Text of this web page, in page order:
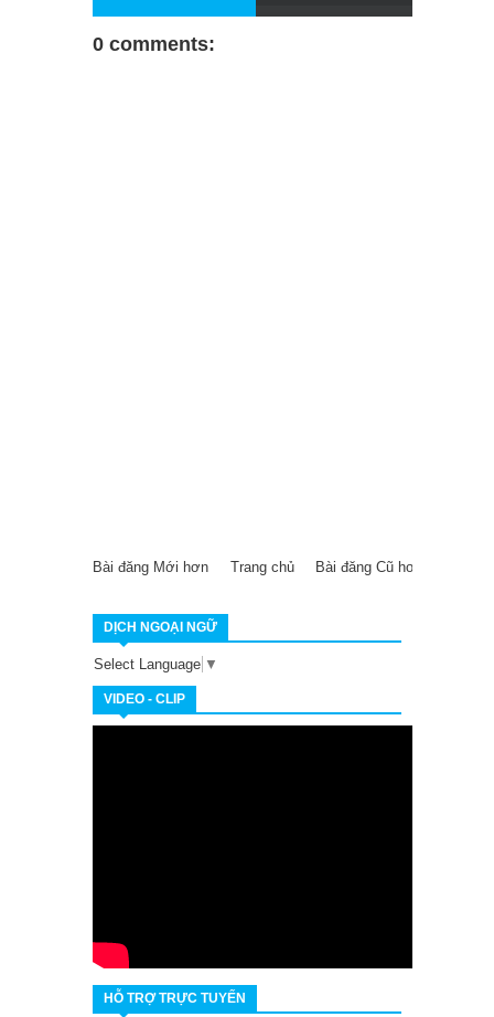
0 comments:
Bài đăng Mới hơn Bài đăng Cũ hơn
Trang chủ
DỊCH NGOẠI NGỮ
Select Language ▼
VIDEO - CLIP
HỖ TRỢ TRỰC TUYẾN